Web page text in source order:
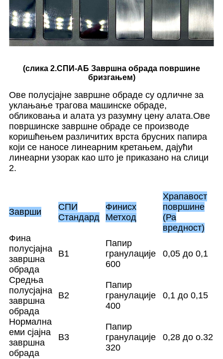
(слика 2.СПИ-АБ Завршна обрада површине
бризгањем)
Ове полусјајне завршне обраде су одличне за
уклањање трагова машинске обраде,
обликовања и алата уз разумну цену алата.Ове
површинске завршне обраде се производе
коришћењем различитих врста брусних папира
који се наносе линеарним кретањем, дајући
линеарни узорак као што је приказано на слици
2.
Заврши
СПИ
Стандард
Финисх
Метход
Храпавост
површине
(Ра
вредност)
Фина
полусјајна
завршна
обрада
B1
Папир
гранулације
600
0,05 до 0,1
Средња
полусјајна
завршна
обрада
B2
Папир
гранулације
400
0,1 до 0,15
Нормална
еми сјајна
завршна
обрада
B3
Папир
гранулације
320
0,28 до о.32